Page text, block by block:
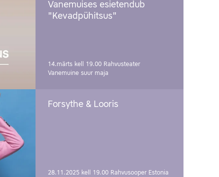
Vanemuises esietendub
"Kevadpühitsus"
14.märts kell 19.00 Rahvusteater
Vanemuine suur maja
Forsythe & Looris
28.11.2025 kell 19.00 Rahvusooper Estonia